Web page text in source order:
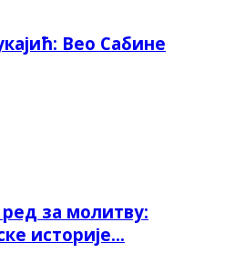
Вео Сабине
за молитву:
историје...